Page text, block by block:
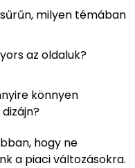
milyen témában
az oldaluk?
könnyen
hogy ne
a piaci változásokra.